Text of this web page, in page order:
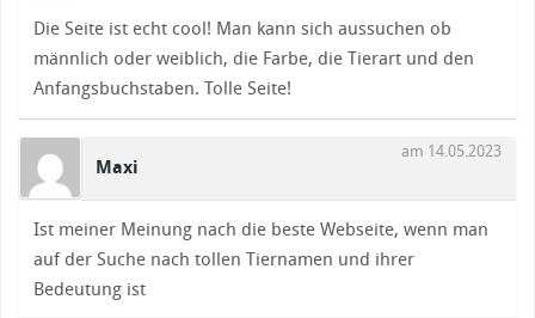
Die Seite ist echt cool! Man kann sich aussuchen ob
männlich oder weiblich, die Farbe, die Tierart und den
Anfangsbuchstaben. Tolle Seite!
Maxi
am 14.05.2023
Ist meiner Meinung nach die beste Webseite, wenn man
auf der Suche nach tollen Tiernamen und ihrer
Bedeutung ist